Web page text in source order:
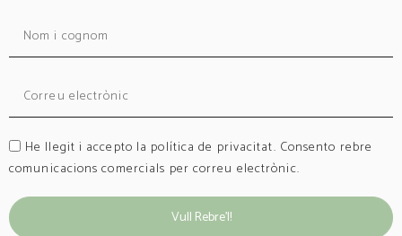
He llegit i accepto la política de privacitat. Consento rebre
comunicacions comercials per correu electrònic.
Vull Rebre’l!